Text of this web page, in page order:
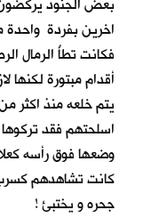
اخرين بفردة واحدة
فكانت تطأُ الرمال
أقدام مبتورة لكنها
يتم خلعه منذ اكثر
اسلحتهم فقد
وضعها فوق رأسه
كانت تشاهدهم
جحره و يختبئ !